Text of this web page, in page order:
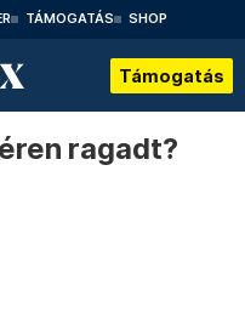
TÁMOGATÁS SHOP
Támogatás
ragadt?